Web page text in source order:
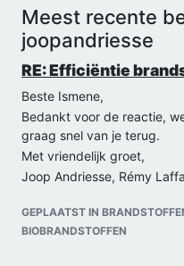
Meest recente
joopandriesse
RE: Efficiëntie
Beste Ismene,
Bedankt voor de reactie,
graag snel van je terug.
Met vriendelijk groet,
Joop Andriesse, Rémy
GEPLAATST IN
BIOBRANDSTOFFEN